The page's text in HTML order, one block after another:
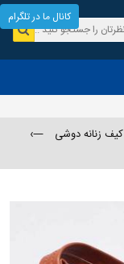
کیف زنانه دوشی
—›
کانال ما در تلگرام